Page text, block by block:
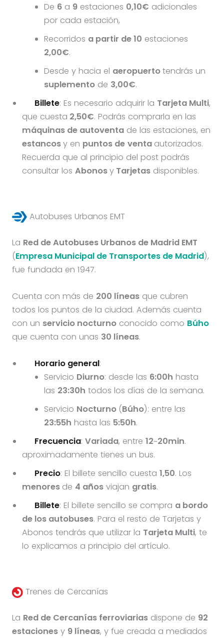
De 6 a 9 estaciones 0,10€ adicionales
por cada estación,
Recorridos a partir de 10 estaciones
2,00€.
Desde y hacia el aeropuertotendrás un
suplemento de 3,00€.
Billete: Es necesario adquirir la Tarjeta Multi,
que cuesta 2,50€. Podrás comprarla en las
máquinas de autoventade las estaciones, en
estancosy en puntos de venta autorizados.
Recuerda que al principio del post podrás
consultar los AbonosyTarjetasdisponibles.
Autobuses Urbanos EMT
La Red de Autobuses Urbanos de Madrid EMT
(Empresa Municipal de Transportes de Madrid),
fue fundada en 1947.
Cuenta con más de 200 líneasque cubren
todos los puntos de la ciudad. Además cuenta
con un servicio nocturnoconocido como Búho
que cuenta con unas 30 líneas.
Horario general:
Servicio Diurno: desde las 6:00h hasta
las 23:30h todos los días de la semana.
Servicio Nocturno (Búho): entre las
23:55h hasta las 5:50h.
Frecuencia:Variada, entre12~20min.
aproximadamente tienes un bus.
Precio: El billete sencillo cuesta1,50. Los
menores de 4 añosviajan gratis.
Billete: El billete sencillo se compra a bordo
de los autobuses. Para el resto de Tarjetas y
Abonos tendrás que utilizar la Tarjeta Multi, te
lo explicamos a principio del artículo.
Trenes de Cercanías
La Red de Cercanías ferroviariasdispone de 92
estacionesy 9 líneas, y fue creada a mediados